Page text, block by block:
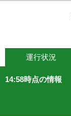
運行状況
14:58時点の情報